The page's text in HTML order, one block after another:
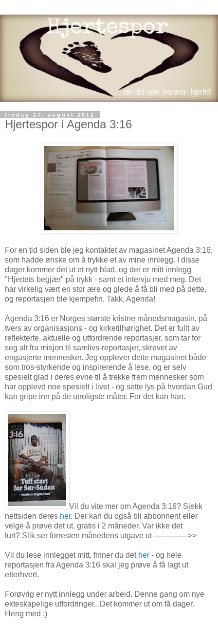
fredag 17. august 2012
Hjertespor i Agenda 3:16
For en tid siden ble jeg kontaktet av magasinet Agenda 3:16,
som hadde ønske om å trykke et av mine innlegg. I disse
dager kommer det ut et nytt blad, og der er mitt innlegg
"Hjertets begjær" på trykk - samt et intervju med meg. Det
har virkelig vært en stor ære og glede å få bli med på dette,
og reportasjen ble kjempefin. Takk, Agenda!
Agenda 3:16 er Norges største kristne månedsmagasin, på
tvers av organisasjons - og kirketilhørighet. Det er fullt av
reflekterte, aktuelle og utfordrende reportasjer, som tar for
seg alt fra misjon til samlivs-reportasjer, skrevet av
engasjerte mennesker. Jeg opplever dette magasinet både
som tros-styrkende og inspirerende å lese, og er selv
spesielt glad i deres evne til å trekke frem mennesker som
har opplevd noe spesielt i livet - og sette lys på hvordan Gud
kan gripe inn på de utroligste måter. For det kan han.
Vil du vite mer om Agenda 3:16? Sjekk
nettsiden deres her. Der kan du også bli abbonnent eller
velge å prøve det ut, gratis i 2 måneder. Var ikke det
lurt? Slik ser forresten månedens utgave ut -------------->>
Vil du lese innlegget mitt, finner du dether - og hele
reportasjen fra Agenda 3:16 skal jeg prøve å få lagt ut
etterhvert.
Forøvrig er nytt innlegg under arbeid. Denne gang om nye
ekteskapelige utfordringer...Det kommer ut om få dager.
Heng med :)